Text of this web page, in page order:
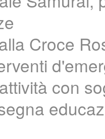
Croce
con